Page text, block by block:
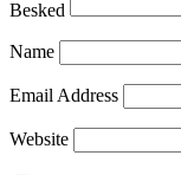
Besked
Name
Email Address
Website